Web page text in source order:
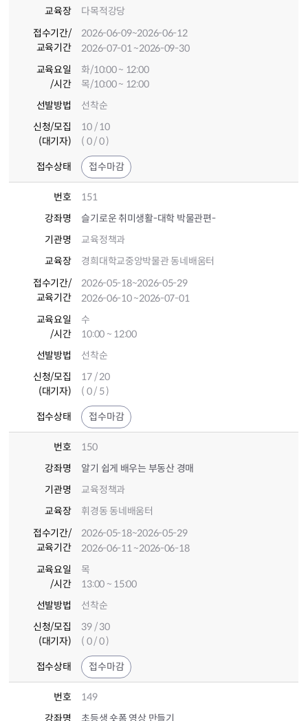
교육장
다목적강당
접수기간/
교육기간
2026-06-09~2026-06-12
2026-07-01~2026-09-30
교육요일
/시간
화/10:00 ~ 12:00
목/10:00 ~ 12:00
선발방법
선착순
신청/모집
(대기자)
10 / 10
( 0 / 0 )
접수상태 접수마감
번호
151
강좌명
슬기로운 취미생활-대학 박물관편-
기관명
교육정책과
교육장
경희대학교중앙박물관 동네배움터
접수기간/
교육기간
2026-05-18~2026-05-29
2026-06-10~2026-07-01
교육요일
/시간
수
10:00 ~ 12:00
선발방법
선착순
신청/모집
(대기자)
17 / 20
( 0 / 5 )
접수상태 접수마감
번호
150
강좌명
알기 쉽게 배우는 부동산 경매
기관명
교육정책과
교육장
휘경동 동네배움터
접수기간/
교육기간
2026-05-18~2026-05-29
2026-06-11~2026-06-18
교육요일
/시간
목
13:00 ~ 15:00
선발방법
선착순
신청/모집
(대기자)
39 / 30
( 0 / 0 )
접수상태 접수마감
번호
149
강좌명
초등생 숏폼 영상 만들기